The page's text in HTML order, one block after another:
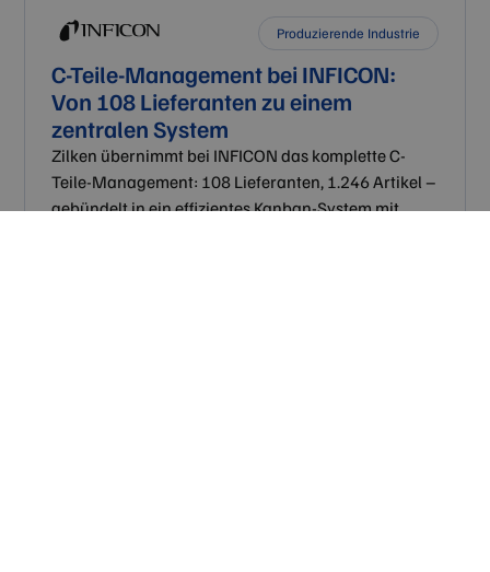
Produzierende Industrie
C-Teile-Management bei INFICON:
Von 108 Lieferanten zu einem
zentralen System
Zilken übernimmt bei INFICON das komplette C-
Teile-Management: 108 Lieferanten, 1.246 Artikel –
gebündelt in ein effizientes Kanban-System mit